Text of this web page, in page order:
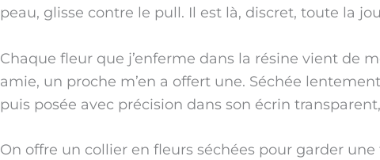
peau, glisse contre le pull. Il est là, discret, toute la
Chaque fleur que j’enferme dans la résine vient de
amie, un proche m’en a offert une. Séchée
puis posée avec précision dans son écrin
On offre un collier en fleurs séchées pour garder